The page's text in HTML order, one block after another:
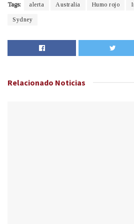
Tags: alerta Australia Humo rojo
Sydney
Relacionado Noticias